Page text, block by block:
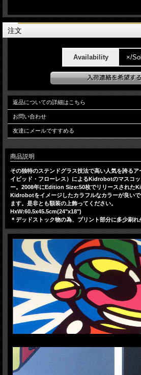
注文
Availability ×/
返品についての詳細はこちら
お問い合わせ
友達にメールですすめる
商品説明
その独特のステンドグラス技法で高い人気を誇る
イビッド・フローレス）によるKidrobotのマスコ
ー。2008年にEdition Size:50枚でリリースされた
Kidrobotをイメージしたカラフルなカラーが良い
ます。是非とも額装の上飾ってください。
HxW:60.5x45.5cm(24"x18")
＊デッドストック物の為、プリント部分に多少刷れ